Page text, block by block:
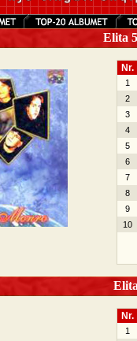
Elita
Nr.
1
2
3
4
5
6
7
8
9
10
Nr.
1